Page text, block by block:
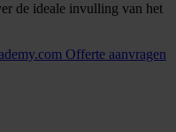
de ideale invulling van het
Offerte aanvragen